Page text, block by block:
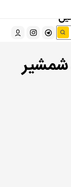
شمشیر